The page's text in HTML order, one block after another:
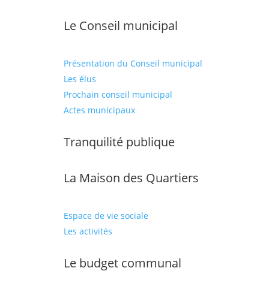
Le Conseil municipal
Présentation du Conseil municipal
Les élus
Prochain conseil municipal
Actes municipaux
Tranquilité publique
La Maison des Quartiers
Espace de vie sociale
Les activités
Le budget communal